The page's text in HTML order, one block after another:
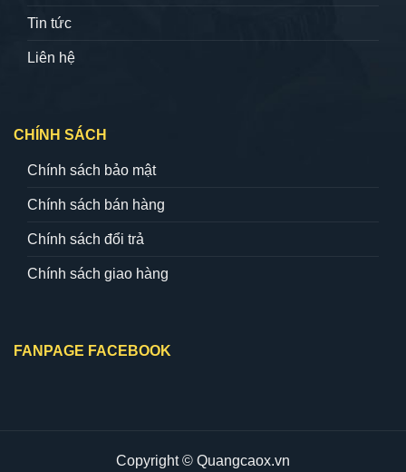
Tin tức
Liên hệ
CHÍNH SÁCH
Chính sách bảo mật
Chính sách bán hàng
Chính sách đổi trả
Chính sách giao hàng
FANPAGE FACEBOOK
Copyright © Quangcaox.vn